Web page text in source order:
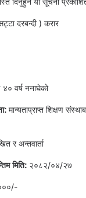
दरबन्दी ) करार
४० वर्ष ननाघेको
मान्यताप्राप्त शिक्षण
र अन्तवार्ता
मिति: २०८२/०४/२७